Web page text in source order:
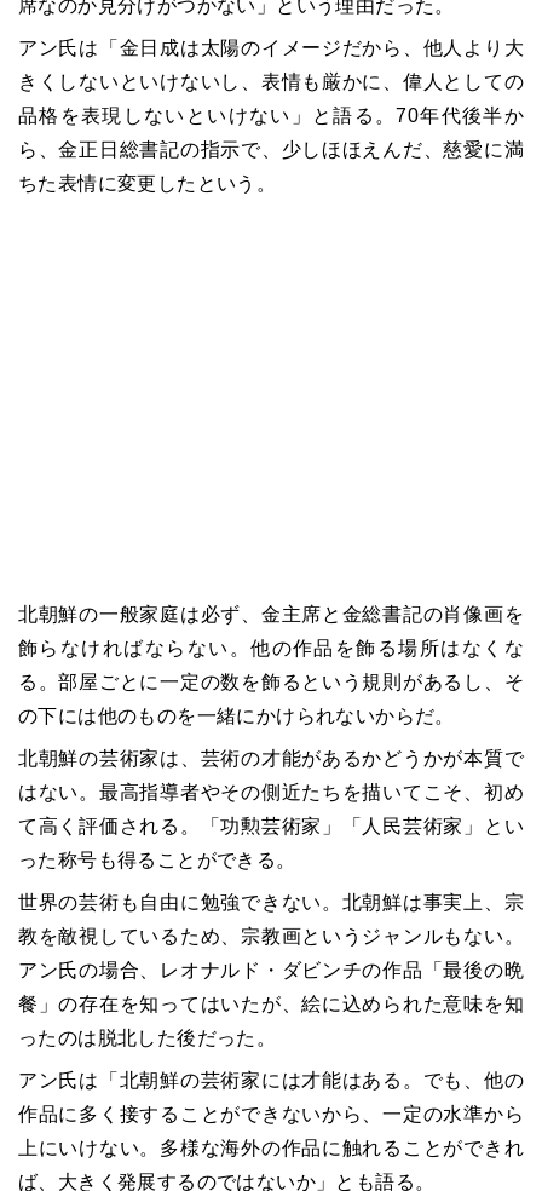
席なのか見分けがつかない」という理由だった。
アン氏は「金日成は太陽のイメージだから、他人より大
きくしないといけないし、表情も厳かに、偉人としての
品格を表現しないといけない」と語る。70年代後半か
ら、金正日総書記の指示で、少しほほえんだ、慈愛に満
ちた表情に変更したという。
北朝鮮の一般家庭は必ず、金主席と金総書記の肖像画を
飾らなければならない。他の作品を飾る場所はなくな
る。部屋ごとに一定の数を飾るという規則があるし、そ
の下には他のものを一緒にかけられないからだ。
北朝鮮の芸術家は、芸術の才能があるかどうかが本質で
はない。最高指導者やその側近たちを描いてこそ、初め
て高く評価される。「功勲芸術家」「人民芸術家」とい
った称号も得ることができる。
世界の芸術も自由に勉強できない。北朝鮮は事実上、宗
教を敵視しているため、宗教画というジャンルもない。
アン氏の場合、レオナルド・ダビンチの作品「最後の晩
餐」の存在を知ってはいたが、絵に込められた意味を知
ったのは脱北した後だった。
アン氏は「北朝鮮の芸術家には才能はある。でも、他の
作品に多く接することができないから、一定の水準から
上にいけない。多様な海外の作品に触れることができれ
ば、大きく発展するのではないか」とも語る。